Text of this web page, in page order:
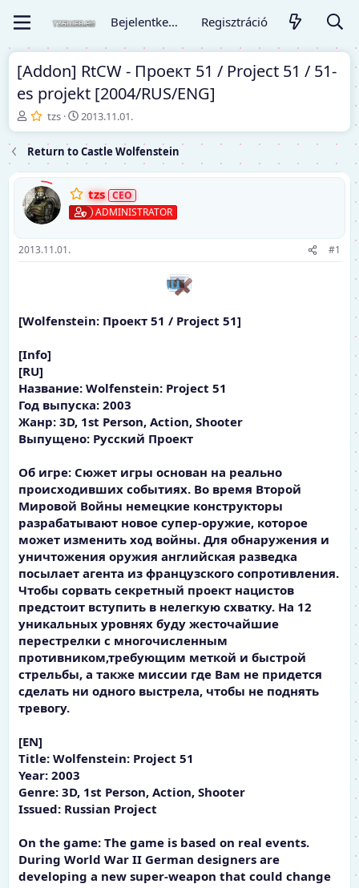
Bejelentkezés Regisztráció
[Addon] RtCW - Проект 51 / Project 51 / 51-
es projekt [2004/RUS/ENG]
T
é
m
a
i
n
d
í
ó
tzs
K
e
d
ő
á
t
2013.11.01.
Return to Castle Wolfenstein
tzs
ADMINISTRATOR
2013.11.01. #1
[Wolfenstein: Проект 51 / Project 51]
[Info]
[RU]
Название: Wolfenstein: Project 51
Год выпуска: 2003
Жанр: 3D, 1st Person, Action, Shooter
Выпущено: Русский Проект
Об игре: Сюжет игры основан на реально
происходивших событиях. Во время Второй
Мировой Войны немецкие конструкторы
разрабатывают новое супер-оружие, которое
может изменить ход войны. Для обнаружения и
уничтожения оружия английская разведка
посылает агента из французского сопротивления.
Чтобы сорвать секретный проект нацистов
предстоит вступить в нелегкую схватку. На 12
уникальных уровнях буду жесточайшие
перестрелки с многочисленным
противником,требующим меткой и быстрой
стрельбы, а также миссии где Вам не придется
сделать ни одного выстрела, чтобы не поднять
тревогу.
[EN]
Title: Wolfenstein: Project 51
Year: 2003
Genre: 3D, 1st Person, Action, Shooter
Issued: Russian Project
On the game: The game is based on real events.
During World War II German designers are
developing a new super-weapon that could change